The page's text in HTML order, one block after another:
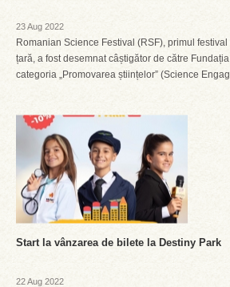
23 Aug 2022
Romanian Science Festival (RSF), primul
țară, a fost desemnat câștigător de către
categoria „Promovarea științelor” (Science
Start la vânzarea de bilete la Destiny Park
22 Aug 2022